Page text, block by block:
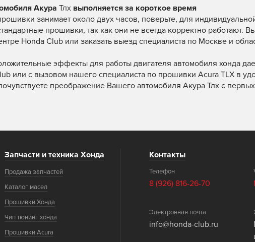
Акура Тлх выполняется за короткое время
занимает около двух часов, поверьте, для
прошивки, так как они не всегда корректно работают.
Honda Club или заказать выезд специалиста по Москве и
эффекты для работы двигателя автомобиля хонда
или с вызовом нашего специалиста по прошивки Acura TLX в
преображение Вашего автомобиля Акура Тлх с
Запчасти и техника Хонда
Продажа запчастей
Каталог масел
Прошивки Хонда
Чип тюнинг хонда
Прошивки Acura
Контакты
Телефон
8 (926) 816-26-70
Электронная почта
info@honda-club.ru